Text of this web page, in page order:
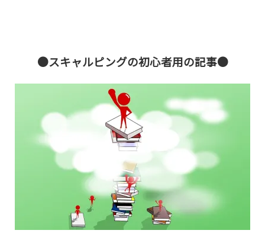
●スキャルピングの初心者用の記事●